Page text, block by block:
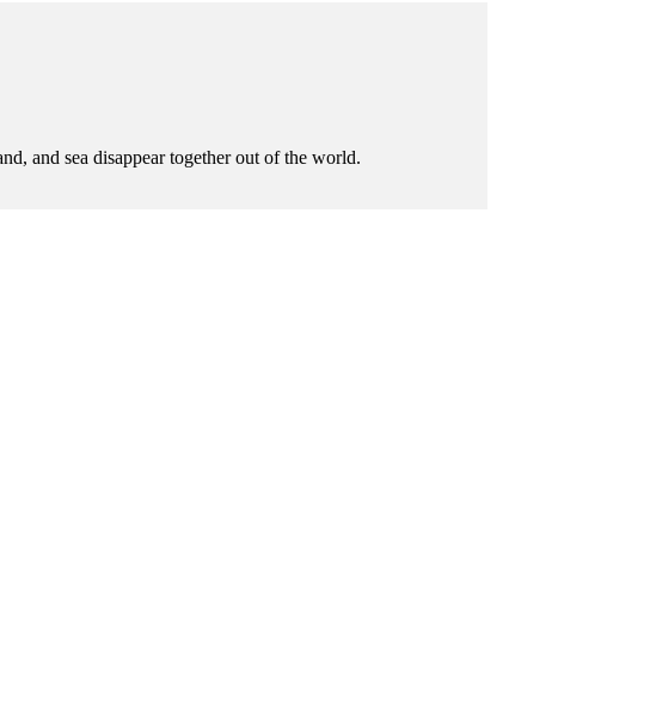
and sea disappear together out of the world.